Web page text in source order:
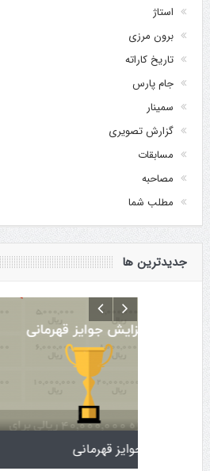
استاژ
برون مرزی
تاریخ کاراته
جام پارس
سمینار
گزارش تصویری
مسابقات
مصاحبه
مطلب شما
جدیدترین ها
افزایش جوایز قهرمانی